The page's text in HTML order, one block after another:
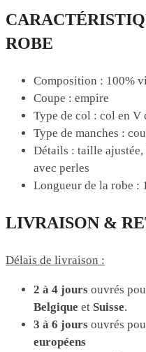
ROBE
Composition : 100%
Coupe : empire
Type de col : col en V
Type de manches :
Détails : taille
avec perles
Longueur de la robe :
LIVRAISON &
Délais de livraison :
2 à 4 jours ouvrés
Belgique et Suisse.
3 à 6 jours ouvrés
européens